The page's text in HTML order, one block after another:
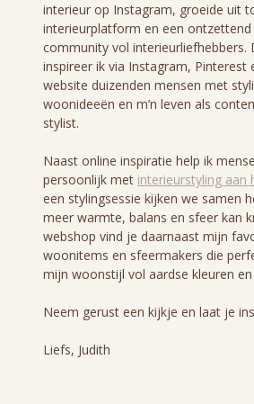
interieur op Instagram, groeide uit
interieurplatform en een
community vol interieurliefhebbers.
inspireer ik via Instagram, Pinterest
website duizenden mensen met
woonideeën en m’n leven als
stylist.
Naast online inspiratie help ik
persoonlijk met interieurstyling aan
een stylingsessie kijken we samen
meer warmte, balans en sfeer kan
webshop vind je daarnaast mijn
woonitems en sfeermakers die
mijn woonstijl vol aardse kleuren
Neem gerust een kijkje en laat je
Liefs, Judith